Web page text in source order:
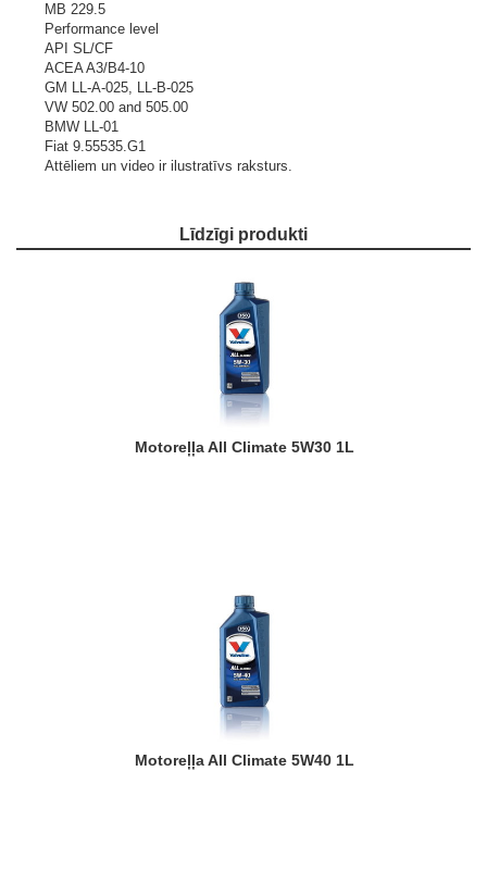
MB 229.5
Performance level
API SL/CF
ACEA A3/B4-10
GM LL-A-025, LL-B-025
VW 502.00 and 505.00
BMW LL-01
Fiat 9.55535.G1
Attēliem un video ir ilustratīvs raksturs.
Līdzīgi produkti
Motoreļļa All Climate 5W30 1L
Motoreļļa All Climate 5W40 1L